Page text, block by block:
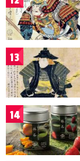
13
14